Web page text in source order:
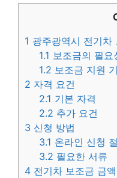
1 광주광역시 전기차
1.1 보조금의 필요
1.2 보조금 지원
2 자격 요건
2.1 기본 자격
2.2 추가 요건
3 신청 방법
3.1 온라인 신청
3.2 필요한 서류
4 전기차 보조금 금액